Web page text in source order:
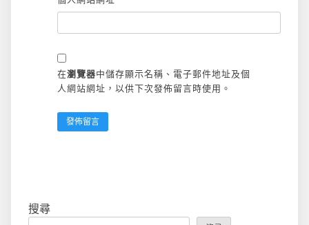
在瀏覽器中儲存顯示名稱、電子郵件地址及個
人網站網址，以供下次發佈留言時使用。
搜尋